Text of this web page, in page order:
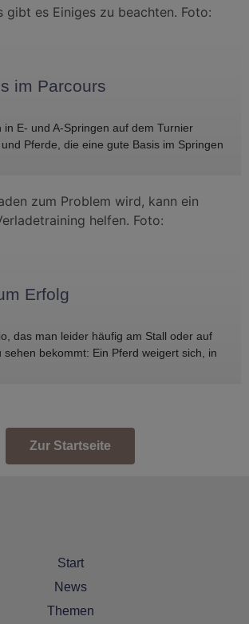
im Parcours
in E- und A-Springen auf dem Turnier
Pferde, die eine gute Basis im Springen
Erfolg
das man leider häufig am Stall oder auf
sehen bekommt: Ein Pferd weigert sich, in
Zur Startseite
Start
News
Themen